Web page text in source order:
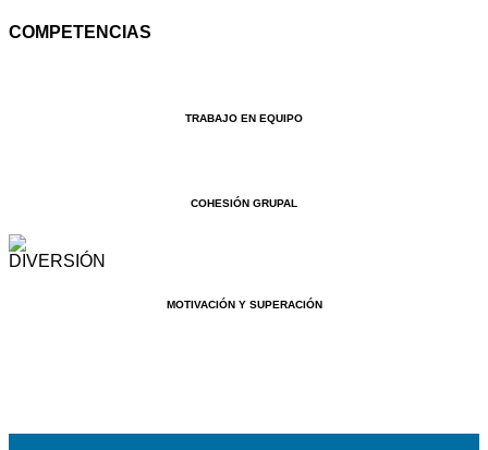
COMPETENCIAS
TRABAJO EN EQUIPO
COHESIÓN GRUPAL
MOTIVACIÓN Y SUPERACIÓN